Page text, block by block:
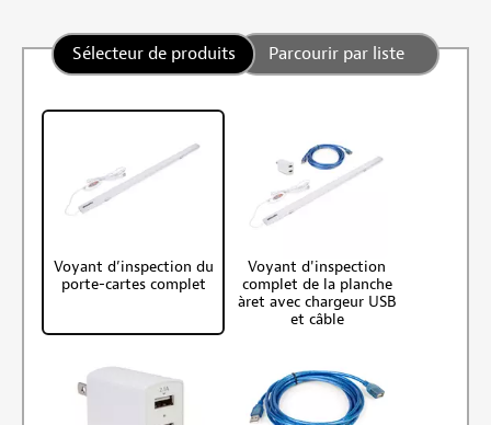
Sélecteur de produits Parcourir par liste
Voyant d’inspection du
porte-cartes complet
Voyant d'inspection
complet de la planche
àret avec chargeur USB
et câble